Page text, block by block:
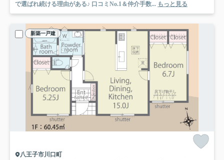
で選ばれ続ける理由がある♪ 口コミNo.1＆仲介手数... もっと見る
新築一戸建
八王子市川口町